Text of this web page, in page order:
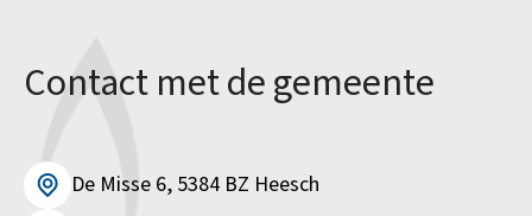
Contact met de gemeente
De Misse 6, 5384 BZ Heesch